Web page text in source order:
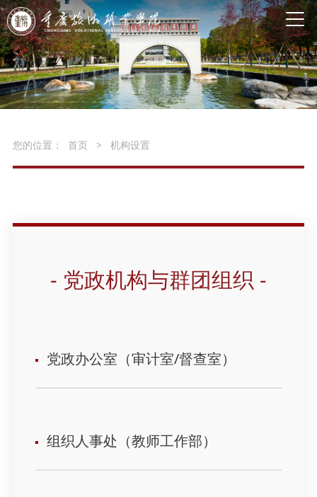
您的位置： 首页 > 机构设置
- 党政机构与群团组织 -
党政办公室（审计室/督查室）
组织人事处（教师工作部）